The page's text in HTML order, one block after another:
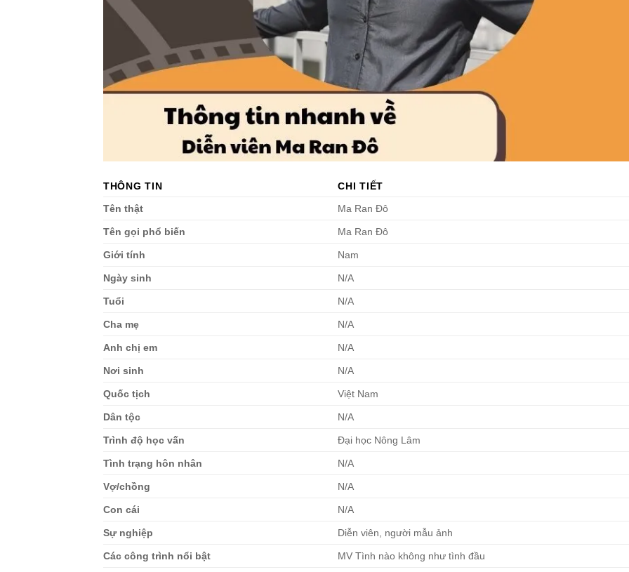
THÔNG TIN
CHI TIẾT
Tên thật
Ma Ran Đô
Tên gọi phổ biến Ma Ran Đô
Giới tính Nam
Ngày sinh N/A
Tuổi N/A
Cha mẹ N/A
Anh chị em N/A
Nơi sinh N/A
Quốc tịch Việt Nam
Dân tộc N/A
Trình độ học vấn Đại học Nông Lâm
Tình trạng hôn nhân N/A
Vợ/chồng N/A
Con cái N/A
Sự nghiệp Diễn viên, người mẫu ảnh
Các công trình nổi bật MV Tình nào không như tình đầu